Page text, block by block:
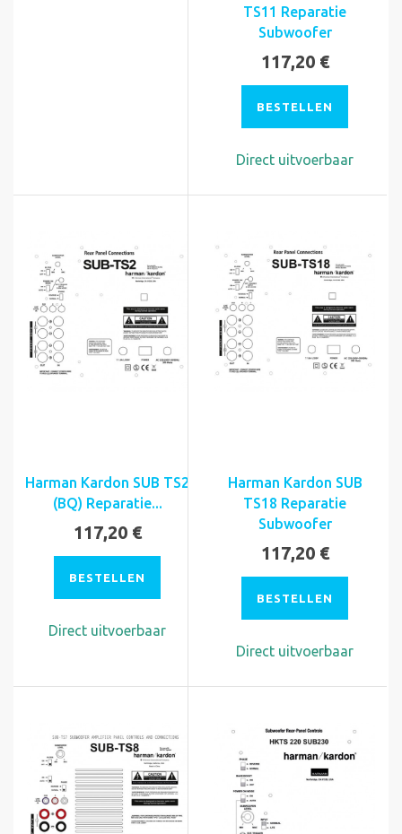
TS11 Reparatie
Subwoofer
117,20 €
BESTELLEN
Direct uitvoerbaar
Harman Kardon SUB TS2
(BQ) Reparatie...
117,20 €
BESTELLEN
Direct uitvoerbaar
Harman Kardon SUB
TS18 Reparatie
Subwoofer
117,20 €
BESTELLEN
Direct uitvoerbaar